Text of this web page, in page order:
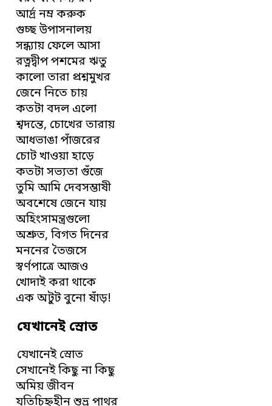
আর্দ্র নম্র করুক
গুচ্ছ উপাসনালয়
সন্ধ্যায় ফেলে আসা
রত্নদ্বীপ পশমের ঋতু
কালো তারা প্রশ্নমুখর
জেনে নিতে চায়
কতটা বদল এলো
শ্বদন্তে, চোখের তারায়
আধভাঙা পাঁজরের
চোট খাওয়া হাড়ে
কতটা সভ্যতা গুঁজে
তুমি আমি দেবসম্ভাষী
অবশেষে জেনে যায়
অহিংসামন্ত্রগুলো
অশ্রুত, বিগত দিনের
মননের তৈজসে
স্বর্ণপাত্রে আজও
খোদাই করা থাকে
এক অটুট বুনো ষাঁড়!
যেখানেই স্রোত
যেখানেই স্রোত
সেখানেই কিছু না কিছু
অমিয় জীবন
যতিচিহ্নহীন শুভ্র পাথর